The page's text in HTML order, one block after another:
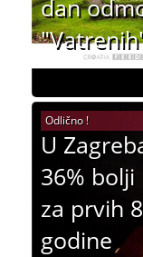
dan
U
36%
za prvih
godine
Odlično !